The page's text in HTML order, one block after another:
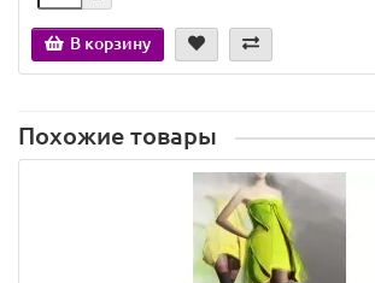
В корзину
Похожие товары